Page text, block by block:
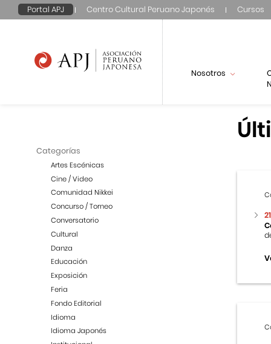
Portal APJ Centro Cultural Peruano Japonés Cursos
Nosotros
Categorías
Artes Escénicas
Cine / Video
Comunidad Nikkei
Concurso / Torneo
Conversatorio
Cultural
Danza
Educación
Exposición
Feria
Fondo Editorial
Idioma
Idioma Japonés